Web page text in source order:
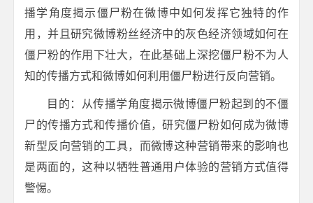
播学角度揭示僵尸粉在微博中如何发挥它独特的作
用，并且研究微博粉丝经济中的灰色经济领域如何在
僵尸粉的作用下壮大，在此基础上深挖僵尸粉不为人
知的传播方式和微博如何利用僵尸粉进行反向营销。
目的：从传播学角度揭示微博僵尸粉起到的不僵
尸的传播方式和传播价值，研究僵尸粉如何成为微博
新型反向营销的工具，而微博这种营销带来的影响也
是两面的，这种以牺牲普通用户体验的营销方式值得
警惕。